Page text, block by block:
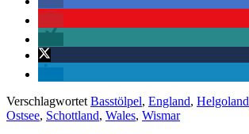
Verschlagwortet Basstölpel, England, Helgoland
Ostsee, Schottland, Wales, Wismar